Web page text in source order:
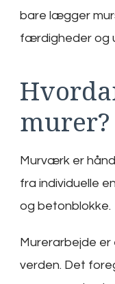
bare lægger
færdigheder og
murer?
Murværk er
fra individuelle
og betonblokke.
Murerarbejde
verden. Det